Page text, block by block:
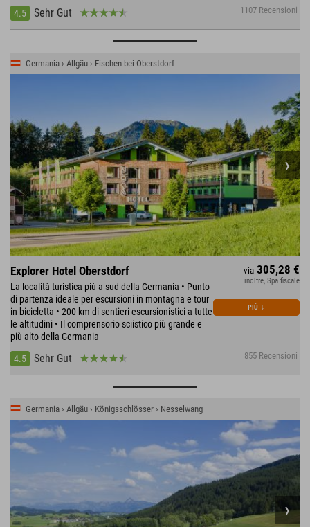
4.5
Sehr Gut 1107 Recensioni
Germania › Allgäu › Fischen bei Oberstdorf
Explorer Hotel Oberstdorf
La località turistica più a sud della Germania • Punto
di partenza ideale per escursioni in montagna e tour
in bicicletta • 200 km di sentieri escursionistici a tutte
le altitudini • Il comprensorio sciistico più grande e
più alto della Germania
4.5
Sehr Gut 855 Recensioni
via 305,28 €
inoltre, Spa fiscale
PIÙ ↓
Germania › Allgäu › Königsschlösser › Nesselwang